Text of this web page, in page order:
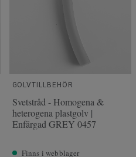
GOLVTILLBEHÖR
Svetstråd - Homogena &
heterogena plastgolv |
Enfärgad GREY 0457
Finns i webblager